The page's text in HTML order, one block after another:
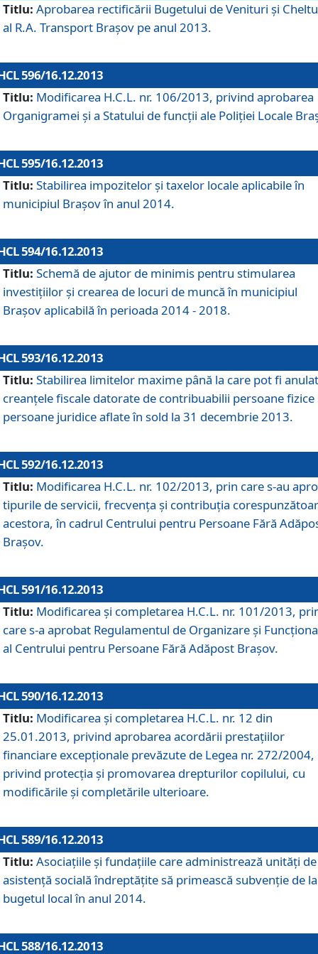
Titlu: Aprobarea rectificării Bugetului de Venituri şi
al R.A. Transport Braşov pe anul 2013.
596/16.12.2013
Titlu: Modificarea H.C.L. nr. 106/2013, privind aprobarea
Organigramei şi a Statului de funcţii ale Poliţiei Locale
595/16.12.2013
Titlu: Stabilirea impozitelor şi taxelor locale aplicabile în
municipiul Braşov în anul 2014.
594/16.12.2013
Titlu: Schemă de ajutor de minimis pentru stimularea
investiţiilor şi crearea de locuri de muncă în municipiul
Braşov aplicabilă în perioada 2014 - 2018.
593/16.12.2013
Titlu: Stabilirea limitelor maxime până la care pot fi
creanţele fiscale datorate de contribuabilii persoane fizice
persoane juridice aflate în sold la 31 decembrie 2013.
592/16.12.2013
Titlu: Modificarea H.C.L. nr. 102/2013, prin care s-au
tipurile de servicii, frecvenţa şi contribuţia
acestora, în cadrul Centrului pentru Persoane Fără
Braşov.
591/16.12.2013
Titlu: Modificarea şi completarea H.C.L. nr. 101/2013,
care s-a aprobat Regulamentul de Organizare şi
al Centrului pentru Persoane Fără Adăpost Braşov.
590/16.12.2013
Titlu: Modificarea şi completarea H.C.L. nr. 12 din
25.01.2013, privind aprobarea acordării prestaţiilor
financiare excepţionale prevăzute de Legea nr. 272/2004,
privind protecţia şi promovarea drepturilor copilului, cu
modificările şi completările ulterioare.
589/16.12.2013
Titlu: Asociaţiile şi fundaţiile care administrează unităţi de
asistenţă socială îndreptăţite să primească subvenţie de la
bugetul local în anul 2014.
588/16.12.2013